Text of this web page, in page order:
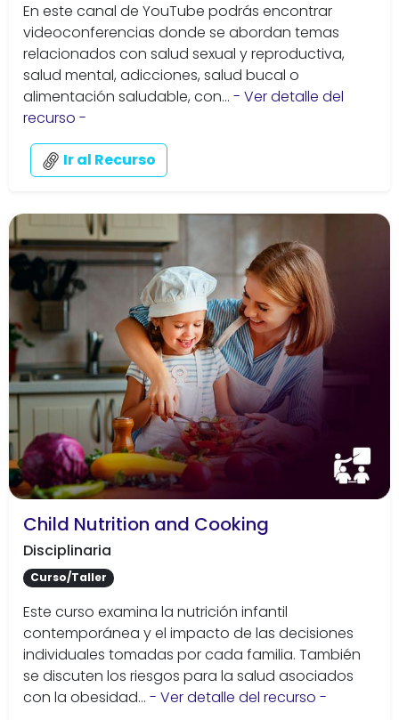
En este canal de YouTube podrás encontrar
videoconferencias donde se abordan temas
relacionados con salud sexual y reproductiva,
salud mental, adicciones, salud bucal o
alimentación saludable, con... - Ver detalle del
recurso -
Ir al Recurso
Child Nutrition and Cooking
Disciplinaria
Curso/Taller
Este curso examina la nutrición infantil
contemporánea y el impacto de las decisiones
individuales tomadas por cada familia. También
se discuten los riesgos para la salud asociados
con la obesidad... - Ver detalle del recurso -